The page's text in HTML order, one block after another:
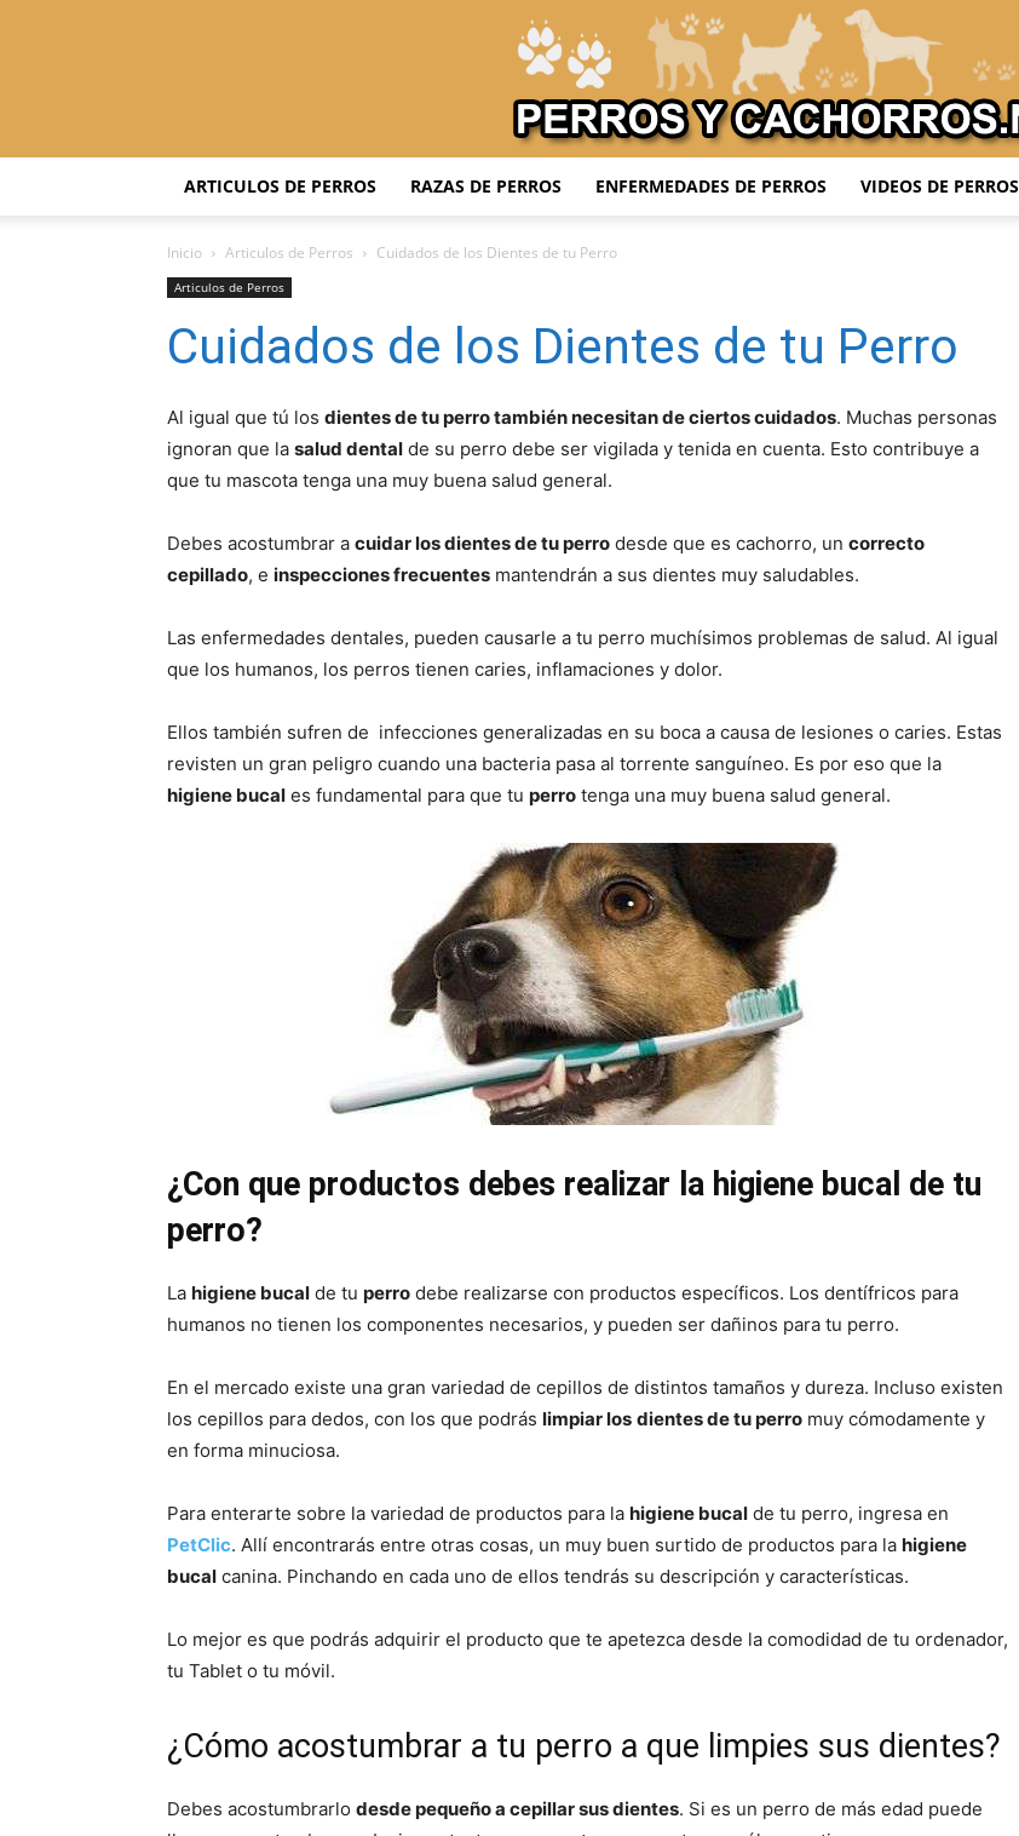
–
de
Fotos
Cachorros
ARTICULOS DE PERROS RAZAS DE PERROS ENFERMEDADES DE PERROS VIDEOS DE PERROS
Inicio Articulos de Perros Cuidados de los Dientes de tu Perro
Articulos de Perros
Cuidados de los Dientes de tu Perro
Al igual que tú los dientes de tu perro también necesitan de ciertos cuidados. Muchas personas
ignoran que la salud dental de su perro debe ser vigilada y tenida en cuenta. Esto contribuye a
que tu mascota tenga una muy buena salud general.
Debes acostumbrar a cuidar los dientes de tu perro desde que es cachorro, un correcto
cepillado, e inspecciones frecuentes mantendrán a sus dientes muy saludables.
Las enfermedades dentales, pueden causarle a tu perro muchísimos problemas de salud. Al igual
que los humanos, los perros tienen caries, inflamaciones y dolor.
Ellos también sufren de infecciones generalizadas en su boca a causa de lesiones o caries. Estas
revisten un gran peligro cuando una bacteria pasa al torrente sanguíneo. Es por eso que la
higiene bucal es fundamental para que tu perro tenga una muy buena salud general.
¿Con que productos debes realizar la higiene bucal de tu
perro?
La higiene bucal de tu perro debe realizarse con productos específicos. Los dentífricos para
humanos no tienen los componentes necesarios, y pueden ser dañinos para tu perro.
En el mercado existe una gran variedad de cepillos de distintos tamaños y dureza. Incluso existen
los cepillos para dedos, con los que podrás limpiar los dientes de tu perro muy cómodamente y
en forma minuciosa.
Para enterarte sobre la variedad de productos para la higiene bucal de tu perro, ingresa en
PetClic. Allí encontrarás entre otras cosas, un muy buen surtido de productos para la higiene
bucal canina. Pinchando en cada uno de ellos tendrás su descripción y características.
Lo mejor es que podrás adquirir el producto que te apetezca desde la comodidad de tu ordenador,
tu Tablet o tu móvil.
¿Cómo acostumbrar a tu perro a que limpies sus dientes?
Debes acostumbrarlo desde pequeño a cepillar sus dientes. Si es un perro de más edad puede